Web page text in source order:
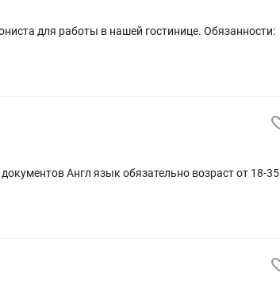
Англ язык обязательно возраст от 18-35